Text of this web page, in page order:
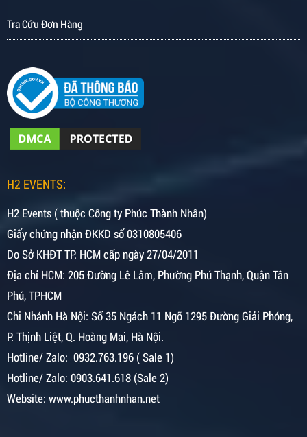
H2 EVENTS:
H2 Events ( thuộc Công ty Phúc Thành Nhân)
Giấy chứng nhận ĐKKD số 0310805406
Do Sở KHĐT TP. HCM cấp ngày 27/04/2011
Địa chỉ HCM: 205 Đường Lê Lâm, Phường Phú Thạnh, Quận Tân
Phú, TPHCM
Chi Nhánh Hà Nội: Số 35 Ngách 11 Ngõ 1295 Đường Giải Phóng,
P. Thịnh Liệt, Q. Hoàng Mai, Hà Nội.
Hotline/ Zalo: 0932.763.196 ( Sale 1)
Hotline/ Zalo: 0903.641.618 (Sale 2)
Website: www.phucthanhnhan.net
Tra Cứu Đơn Hàng